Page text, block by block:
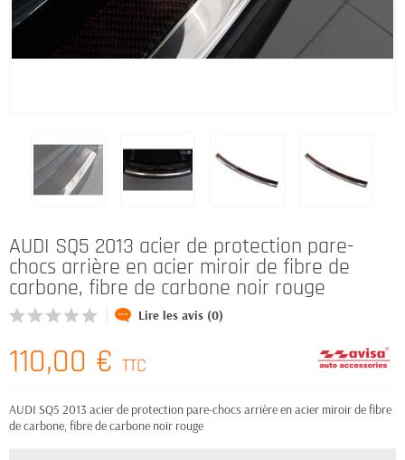
AUDI SQ5 2013 acier de protection pare-
chocs arrière en acier miroir de fibre de
carbone, fibre de carbone noir rouge
Lire les avis (0)
110,00 € TTC
AUDI SQ5 2013 acier de protection pare-chocs arrière en acier miroir de fibre
de carbone, fibre de carbone noir rouge